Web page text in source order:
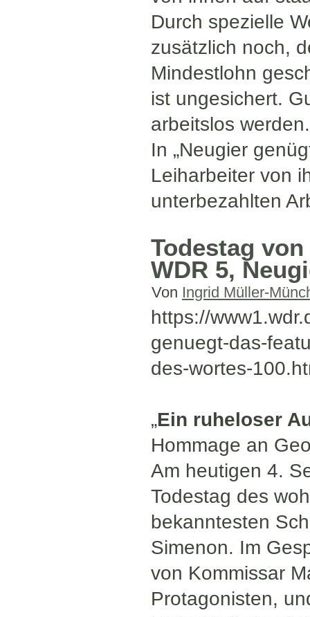
Durch spezielle
zusätzlich noch,
Mindestlohn
ist ungesichert.
arbeitslos werden.
In „Neugier
Leiharbeiter von
unterbezahlten
Todestag
WDR 5,
Von Ingrid Müller-
https://
genuegt-das-
des-wortes-
„Ein ruheloser
Hommage an
Am heutigen 4.
Todestag des
bekanntesten
Simenon. Im
von Kommissar
Protagonisten,